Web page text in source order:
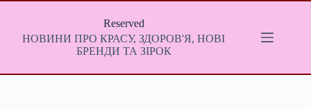
Перейти
Reserved
НОВИНИ ПРО КРАСУ, ЗДОРОВ'Я, НОВІ
БРЕНДИ ТА ЗІРОК